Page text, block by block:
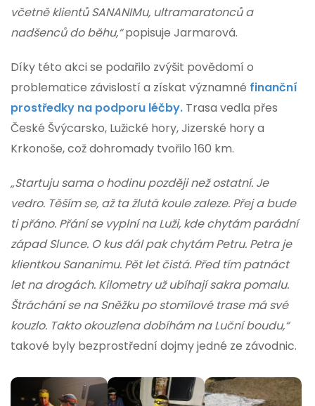
včetně klientů SANANIMu, ultramaratonců a
nadšenců do běhu,“popisuje Jarmarová.
Díky této akci se podařilo zvýšit povědomí o
problematice závislostí a získat významné finanční
prostředky na podporu léčby. Trasa vedla přes
České Švýcarsko, Lužické hory, Jizerské hory a
Krkonoše, což dohromady tvořilo 160 km.
„Startuju sama o hodinu později než ostatní. Je
vedro. Těším se, až ta žlutá koule zaleze. Přej a bude
ti přáno. Přání se vyplní na Luži, kde chytám parádní
západ Slunce. O kus dál pak chytám Petru. Petra je
klientkou Sananimu. Pět let čistá. Před tím patnáct
let na drogách. Kilometry už ubíhají sakra pomalu.
Štráchání se na Sněžku po stomílové trase má své
kouzlo. Takto okouzlena dobíhám na Luční boudu,“
takové byly bezprostřední dojmy jedné ze závodnic.